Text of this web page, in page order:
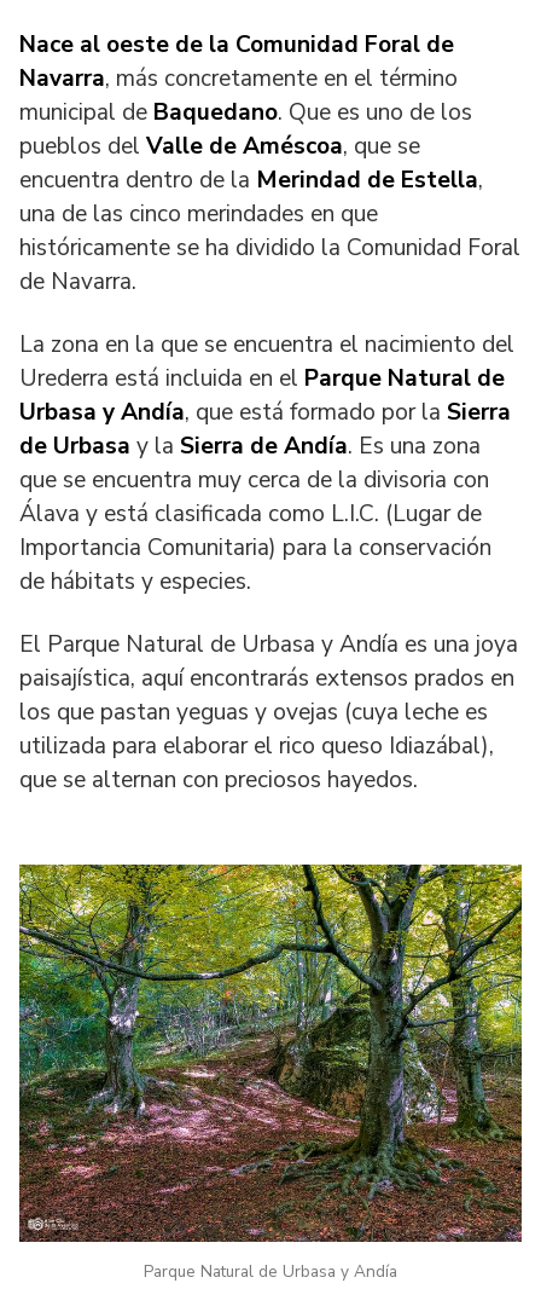
Nace al oeste de la Comunidad Foral de
Navarra, más concretamente en el término
municipal de Baquedano. Que es uno de los
pueblos del Valle de Améscoa, que se
encuentra dentro de la Merindad de Estella,
una de las cinco merindades en que
históricamente se ha dividido la Comunidad Foral
de Navarra.
La zona en la que se encuentra el nacimiento del
Urederra está incluida en el Parque Natural de
Urbasa y Andía, que está formado por la Sierra
de Urbasa y la Sierra de Andía. Es una zona
que se encuentra muy cerca de la divisoria con
Álava y está clasificada como L.I.C. (Lugar de
Importancia Comunitaria) para la conservación
de hábitats y especies.
El Parque Natural de Urbasa y Andía es una joya
paisajística, aquí encontrarás extensos prados en
los que pastan yeguas y ovejas (cuya leche es
utilizada para elaborar el rico queso Idiazábal),
que se alternan con preciosos hayedos.
Parque Natural de Urbasa y Andía